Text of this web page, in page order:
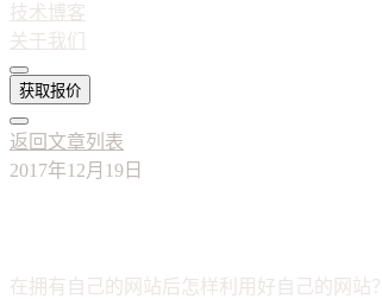
技术博客
关于我们
获取报价
返回文章列表
2017年12月19日
在拥有自己的网站后怎样利用好自己的网站？